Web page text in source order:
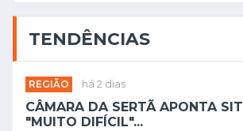
TENDÊNCIAS
REGIÃO há 2 dias
CÂMARA DA SERTÃ APONTA
"MUITO DIFÍCIL"...